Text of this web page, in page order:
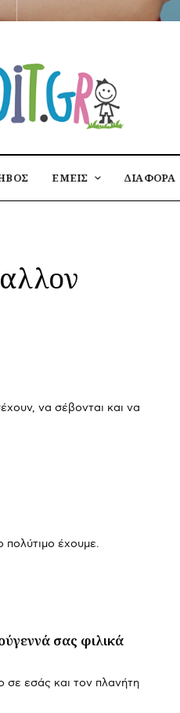
ΕΜΕΙΣ ΔΙΑΦΟΡΑ
να σέβονται και να
πολύτιμο έχουμε.
σας φιλικά
εσάς και τον πλανήτη